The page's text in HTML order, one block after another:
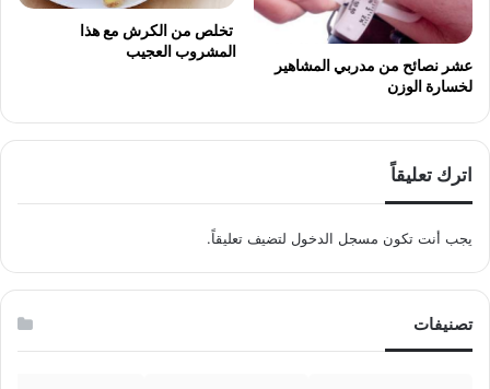
عشر نصائح من مدربي المشاهير
لخسارة الوزن
تخلص من الكرش مع هذا
المشروب العجيب
اترك تعليقاً
يجب أنت تكون مسجل الدخول لتضيف تعليقاً.
تصنيفات